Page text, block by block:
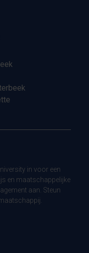
in voor een
en maatschappelijke
aan. Steun